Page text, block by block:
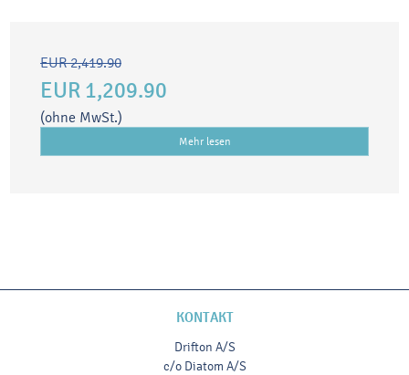
EUR 2,419.90
EUR 1,209.90
(ohne MwSt.)
Mehr lesen
KONTAKT
Drifton A/S
c/o Diatom A/S